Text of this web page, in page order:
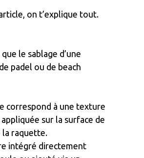
on t’explique tout.
que le sablage d’une
padel ou de beach
correspond à une texture
sur la surface de
la raquette.
intégré directement